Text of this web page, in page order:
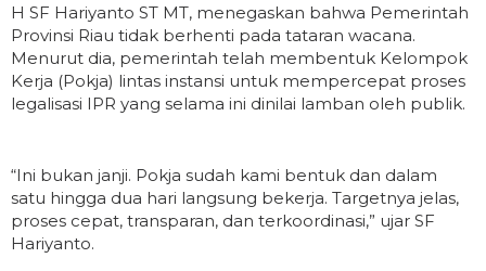
H SF Hariyanto ST MT, menegaskan bahwa Pemerintah
Provinsi Riau tidak berhenti pada tataran wacana.
Menurut dia, pemerintah telah membentuk Kelompok
Kerja (Pokja) lintas instansi untuk mempercepat proses
legalisasi IPR yang selama ini dinilai lamban oleh publik.
“Ini bukan janji. Pokja sudah kami bentuk dan dalam
satu hingga dua hari langsung bekerja. Targetnya jelas,
proses cepat, transparan, dan terkoordinasi,” ujar SF
Hariyanto.